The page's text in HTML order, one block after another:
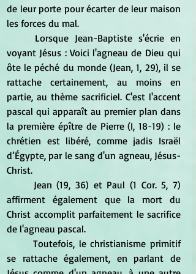
de leur porte pour écarter de leur maison
les forces du mal.
voyant Jésus : Voici l'agneau de Dieu qui
ôte le péché du monde (Jean, 1, 29), il se
rattache certainement, au moins en
partie, au thème sacrificiel. C'est l'accent
pascal qui apparaît au premier plan dans
la première épître de Pierre (I, 18-19) : le
chrétien est libéré, comme jadis Israël
d’Égypte, par le sang d'un agneau, Jésus-
Christ.
affirment également que la mort du
Christ accomplit parfaitement le sacrifice
de l'agneau pascal.
se rattache également, en parlant de